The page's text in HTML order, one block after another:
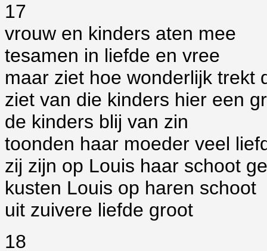
17
vrouw en kinders aten mee
tesamen in liefde en vree
maar ziet hoe wonderlijk trekt
ziet van die kinders hier een
de kinders blij van zin
toonden haar moeder veel
zij zijn op Louis haar schoot
kusten Louis op haren schoot
uit zuivere liefde groot
18